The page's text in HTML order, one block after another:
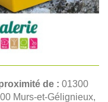
de : 01300
Murs-et-Gélignieux,